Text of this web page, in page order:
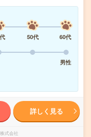
50代
60代
男性
詳しく見る
式会社